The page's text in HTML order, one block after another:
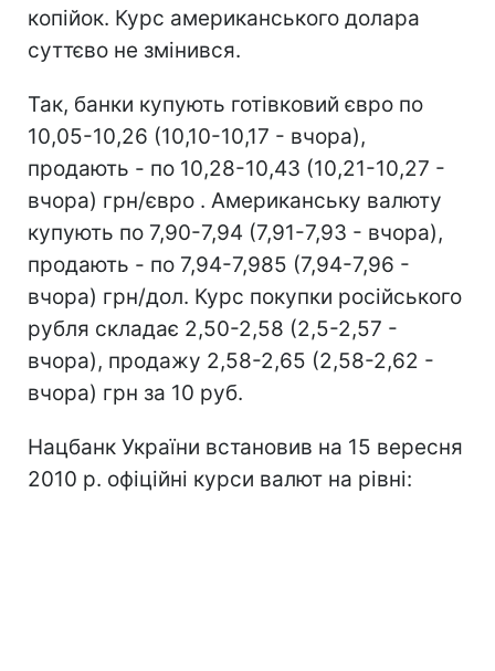
копійок. Курс американського долара
суттєво не змінився.
Так, банки купують готівковий євро по
10,05-10,26 (10,10-10,17 - вчора),
продають - по 10,28-10,43 (10,21-10,27 -
вчора) грн/євро . Американську валюту
купують по 7,90-7,94 (7,91-7,93 - вчора),
продають - по 7,94-7,985 (7,94-7,96 -
вчора) грн/дол. Курс покупки російського
рубля складає 2,50-2,58 (2,5-2,57 -
вчора), продажу 2,58-2,65 (2,58-2,62 -
вчора) грн за 10 руб.
Нацбанк України встановив на 15 вересня
2010 р. офіційні курси валют на рівні: